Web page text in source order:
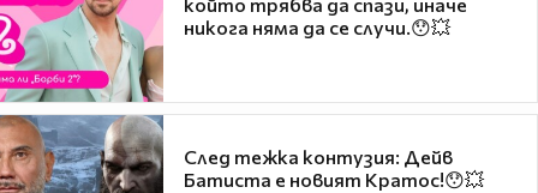
никога няма да се случи.😯💥
След тежка контузия: Дейв
Батиста е новият Кратос!😯💥